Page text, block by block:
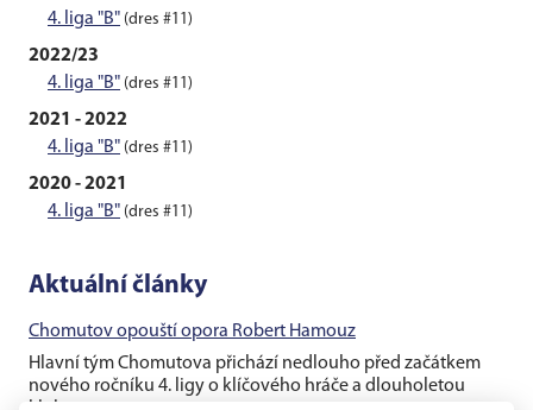
4. liga "B" (dres #11)
2022/23
4. liga "B" (dres #11)
2021 - 2022
4. liga "B" (dres #11)
2020 - 2021
4. liga "B" (dres #11)
Aktuální články
Chomutov opouští opora Robert Hamouz
Hlavní tým Chomutova přichází nedlouho před začátkem
nového ročníku 4. ligy o klíčového hráče a dlouholetou